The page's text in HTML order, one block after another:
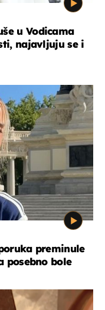
u Vodicama
najavljuju se i
preminule
posebno bole